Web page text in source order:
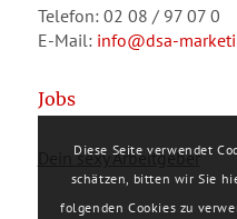
Telefon: 02 08 / 97 07 0
E-Mail: info@dsa-
Jobs
Dein sexy Arbeitgeber
Diese Seite verwendet
schätzen, bitten wir Sie
folgenden Cookies zu